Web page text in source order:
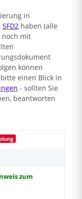
in
SFD2 haben (alle
noch mit
können
einen Blick in
- sollten Sie
beantworten
zum